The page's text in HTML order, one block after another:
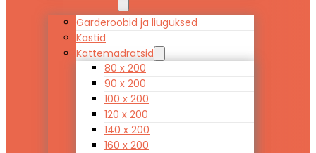
Garderoobid ja liuguksed
Kastid
Kattemadratsid
80 x 200
90 x 200
100 x 200
120 x 200
140 x 200
160 x 200